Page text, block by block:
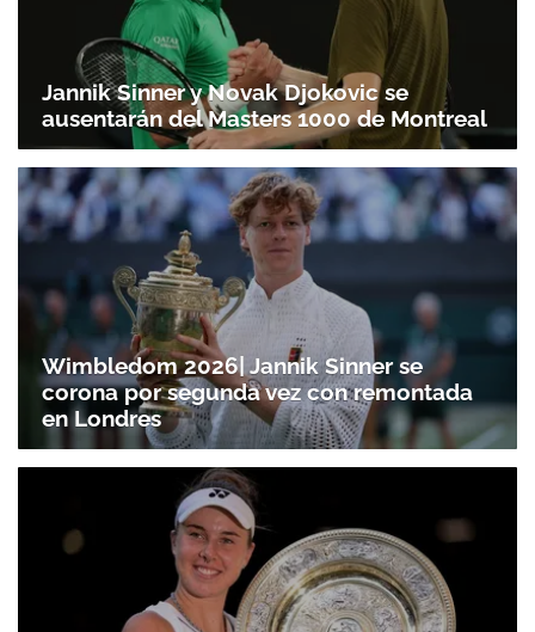
Jannik Sinner y Novak Djokovic se
ausentarán del Masters 1000 de Montreal
Wimbledom 2026| Jannik Sinner se
corona por segunda vez con remontada
en Londres